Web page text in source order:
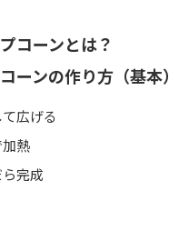
コーンとは？
ーンの作り方（基本）
広げる
熱
完成